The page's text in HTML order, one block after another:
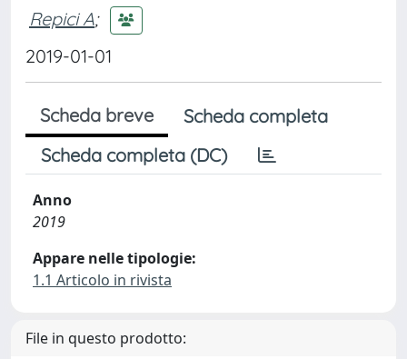
Repici A;
2019-01-01
Scheda breve
Scheda completa
Scheda completa (DC)
Anno
2019
Appare nelle tipologie:
1.1 Articolo in rivista
File in questo prodotto: